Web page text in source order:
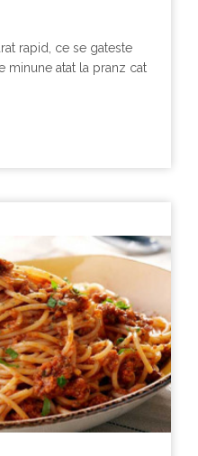
rapid, ce se gateste
minune atat la pranz cat